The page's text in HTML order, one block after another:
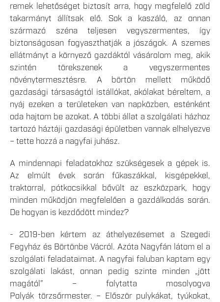
remek lehetőséget biztosít arra, hogy megfelelő zöld
takarmányt állítsak elő. Sok a kaszáló, az onnan
származó széna teljesen vegyszermentes, így
biztonságosan fogyaszthatják a jószágok. A szemes
ellátmányt a környező gazdáktól vásárolom meg, akik
szintén törekszenek a vegyszermentes
növénytermesztésre. A börtön mellett működő
gazdasági társaságtól istállókat, akólakat béreltem, a
nyáj ezeken a területeken van napközben, esténként
oda hajtom be azokat. A többi állat a szolgálati házhoz
tartozó háztáji gazdasági épületben vannak elhelyezve
– tette hozzá a nagyfai juhász.
A mindennapi feladatokhoz szükségesek a gépek is.
Az elmúlt évek során fűkaszákkal, kisgépekkel,
traktorral, pótkocsikkal bővült az eszközpark, hogy
minden működjön megfelelően a gazdálkodás során.
De hogyan is kezdődött mindez?
- 2019-ben kértem az áthelyezésemet a Szegedi
Fegyház és Börtönbe Vácról. Azóta Nagyfán látom el a
szolgálati feladataimat. A nagyfai faluban kaptam egy
szolgálati lakást, onnan pedig szinte minden „jött
magától” – folytatta mosolyogva
Polyák törzsőrmester. – Először pulykákat, tyúkokat,